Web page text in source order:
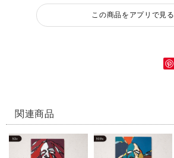
この商品をアプリで見る
関連商品